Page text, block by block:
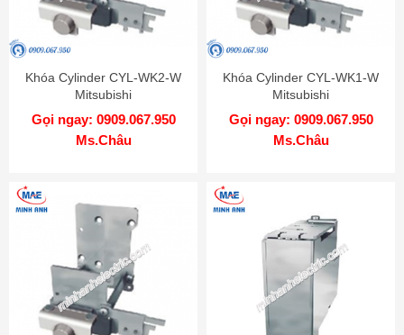
Khóa Cylinder CYL-WK2-W
Mitsubishi
Gọi ngay: 0909.067.950
Ms.Châu
Khóa Cylinder CYL-WK1-W
Mitsubishi
Gọi ngay: 0909.067.950
Ms.Châu